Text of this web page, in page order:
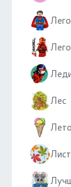
Лего
Лес
Лето